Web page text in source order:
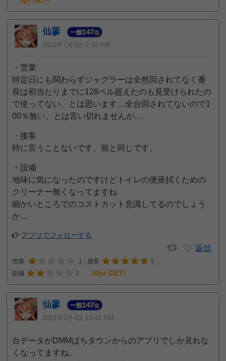
仙蓼 一般147位
2021年7月4日 2:10 AM
・営業
特定日にも関わらずジャグラーは全然回されてなく番
長は初当たりまでに128ベル超えたのも見受けられたの
で使ってない、とは思います…全台回されてないので1
00％無い、とは言い切れませんが…
・接客
特に言うことないです、前と同じです。
・設備
地味に気になったのですけどトイレの便座拭くための
クリーナー無くなってますね
細かいところでのコストカット意識してるのでしょう
か…
アプリでフォローする
返信
営業 1 接客
5
設備
2 30pt GET!
仙蓼 一般147位
2021年3月4日 10:43 PM
台データがDMMぱちタウンからのアプリでしか見れな
くなってますね。